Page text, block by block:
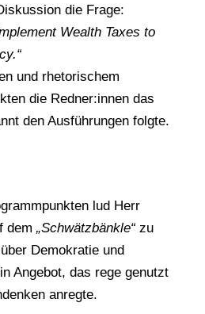
die Frage:
Wealth Taxes to
und rhetorischem
die Redner:innen das
den Ausführungen folgte.
lud Herr
dem„Schwätzbänkle“zu
Demokratie und
Angebot, das rege genutzt
anregte.